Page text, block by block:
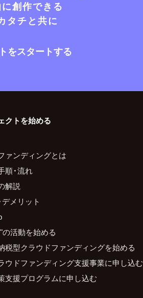
創作できる
タチと共に
をスタートする
クトを始める
ァンディングとは
順・流れ
解説
デメリット
活動を始める
税型クラウドファンディングを始める
ウドファンディング支援事業に申し込む
支援プログラムに申し込む